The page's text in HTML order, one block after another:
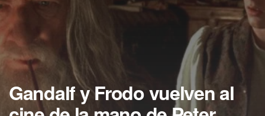
Gandalf y Frodo vuelven al